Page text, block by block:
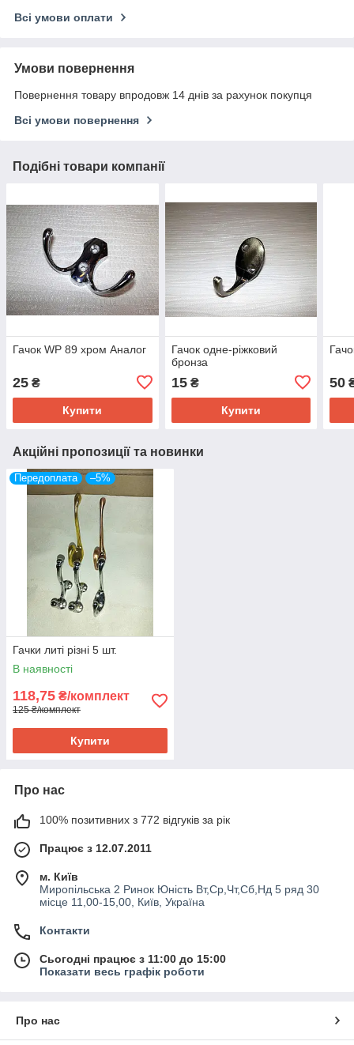
Всі умови оплати
Умови повернення
Повернення товару впродовж 14 днів за рахунок покупця
Всі умови повернення
Подібні товари компанії
Гачок WP 89 хром Аналог
25 ₴
Купити
Гачок одне-ріжковий
бронза
15₴
Купити
50
Акційні пропозиції та новинки
Передоплата –5%
Гачки литі різні 5 шт.
В наявності
118,75 ₴/комплект
125 ₴/комплект
Купити
Про нас
100% позитивних з 772 відгуків за рік
Працює з 12.07.2011
м. Київ
Миропільська 2 Ринок Юність Вт,Ср,Чт,Сб,Нд 5 ряд 30
місце 11,00-15,00, Київ, Україна
Контакти
Сьогодні працює з 11:00 до 15:00
Показати весь графік роботи
Про нас